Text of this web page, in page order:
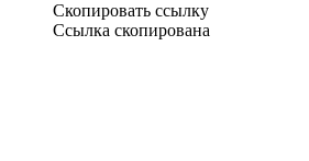
Скопировать ссылку
Ссылка скопирована